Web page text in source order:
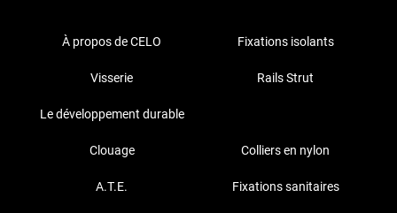
À propos de CELO Fixations isolants
Visserie Rails Strut
Le développement durable
Clouage Colliers en nylon
A.T.E. Fixations sanitaires